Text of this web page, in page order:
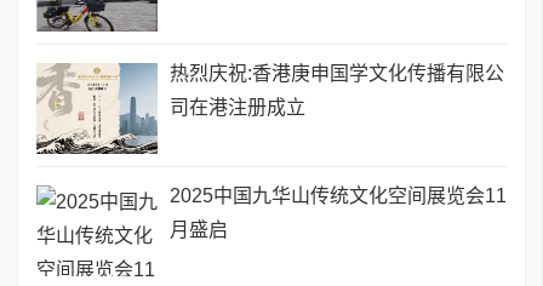
热烈庆祝:香港庚申国学文化传播有限公
司在港注册成立
2025中国九华山传统文化空间展览会11
月盛启